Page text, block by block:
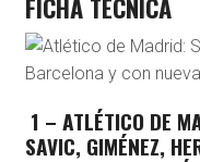
1 – ATLÉTICO DE
SAVIC, GIMÉNEZ,